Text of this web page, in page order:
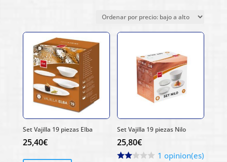
precio:
bajo
Set Vajilla 19 piezas Elba
25,40€
Set Vajilla 19 piezas Nilo
25,80€
1 opinion(es)